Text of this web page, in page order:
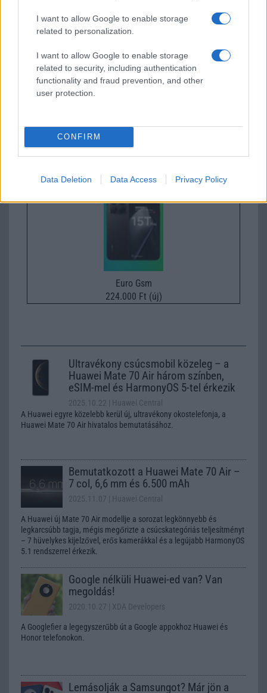
I want to allow Google to enable storage
related to personalization.
I want to allow Google to enable storage
related to security, including authentication
functionality and fraud prevention, and other
user protection.
CONFIRM
Data Deletion Data Access Privacy Policy
Euro Gsm
Euro Gsm
224.000 Ft (új)
Ultravékony csúcsmobil közeleg – a
Huawei Mate 70 Air három színben,
eSIM-mel és HarmonyOS 5-tel érkezik
2025.10.22
| Huawei Central
A Huawei egyre közelebb kerül új, ultravékony okostelefonja, a
Huawei Mate 70 Air hivatalos bemutatásához.
Bemutatkozott a Huawei Mate 70 Air –
7 col, 6,6 mm és 6.500 mAh
2025.11.07 | Huawei Central
A Huawei új Mate 70 Air modellje a sorozat legkönnyebb és
legkarcsúbb tagja, mégis megőrizte a csúcskategóriás teljesítményt
– 7 hüvelykes kijelzővel, erős kamerákkal és a legújabb HarmonyOS
5.1 rendszerrel érkezik.
Google nélküli Huawei-ed van? Van
megoldás!
2020.10.27 | XDA Developers
A Googlefier a legegyszerűbb út a Google appokhoz Huawei és
Honor telefonokon.
Lemásolják a Samsungot? Már jön a